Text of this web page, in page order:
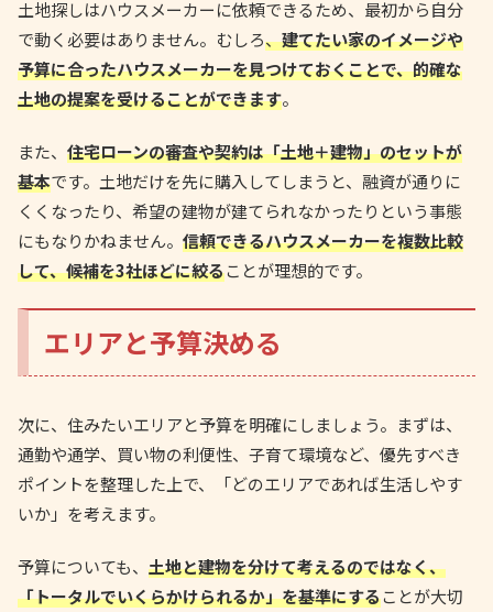
土地探しはハウスメーカーに依頼できるため、最初から自分
で動く必要はありません。むしろ、建てたい家のイメージや
予算に合ったハウスメーカーを見つけておくことで、的確な
土地の提案を受けることができます。
また、 住宅ローンの審査や契約は「土地＋建物」のセットが
基本です。土地だけを先に購入してしまうと、融資が通りに
くくなったり、希望の建物が建てられなかったりという事態
にもなりかねません。 信頼できるハウスメーカーを複数比較
して、候補を3社ほどに絞ることが理想的です。
エリアと予算決める
次に、住みたいエリアと予算を明確にしましょう。まずは、
通勤や通学、買い物の利便性、子育て環境など、優先すべき
ポイントを整理した上で、「どのエリアであれば生活しやす
いか」を考えます。
予算についても、 土地と建物を分けて考えるのではなく、
「トータルでいくらかけられるか」を基準にすることが大切